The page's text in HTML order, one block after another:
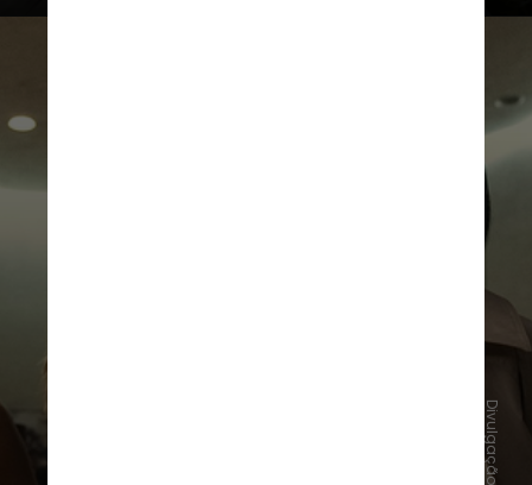
Divulgação